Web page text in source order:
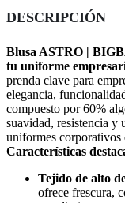
DESCRIPCIÓN
Blusa ASTRO |
tu uniforme
prenda clave para
elegancia,
compuesto por 60%
suavidad, resistencia y
uniformes corporativos
Características
Tejido de alto
ofrece frescura,